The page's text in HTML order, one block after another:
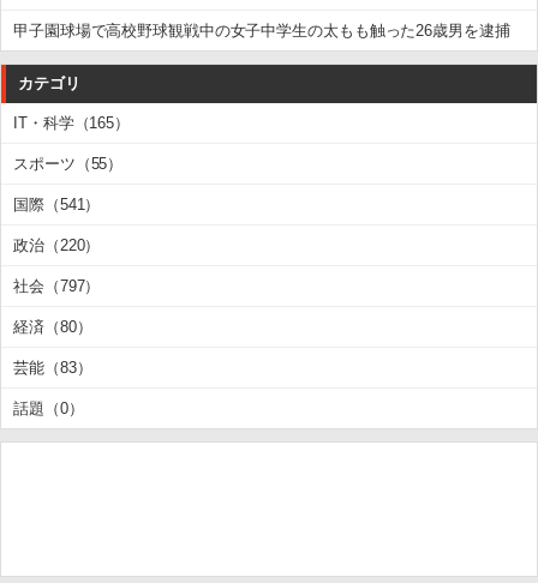
甲子園球場で高校野球観戦中の女子中学生の太もも触った26歳男を逮捕
カテゴリ
IT・科学（165）
スポーツ（55）
国際（541）
政治（220）
社会（797）
経済（80）
芸能（83）
話題（0）